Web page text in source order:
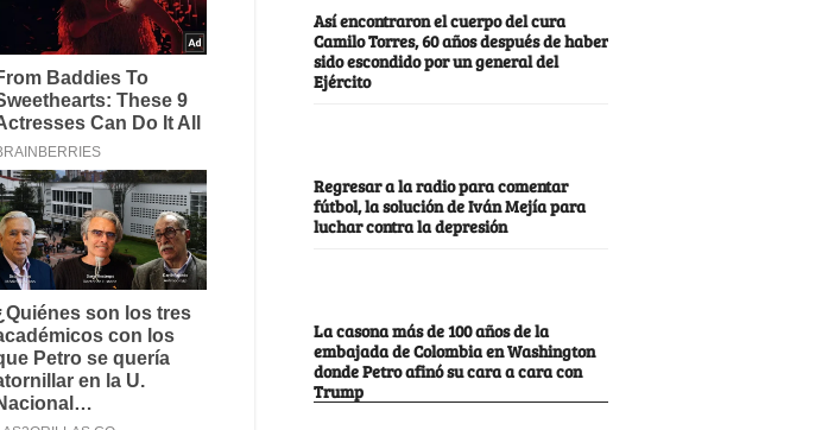
Así encontraron el cuerpo del cura
Camilo Torres, 60 años después de haber
sido escondido por un general del
Ejército
Regresar a la radio para comentar
fútbol, la solución de Iván Mejía para
luchar contra la depresión
La casona más de 100 años de la
embajada de Colombia en Washington
donde Petro afinó su cara a cara con
Trump